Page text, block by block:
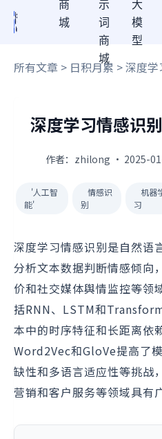
商
城
示
词
商
城
大
模
型
所有文章 > 日积月累 > 深度
深度学习情感识
作者：zhilong · 2025-
'人工智
能'
情感识
别
机器
习
深度学习情感识别是自然语
分析文本数据判断情感倾向
价和社交媒体舆情监控等领
括RNN、LSTM和
本中的时序特征和长距离依
Word2Vec和GloVe提高了
缺性和多语言适应性等挑战
营销和客户服务等领域具有